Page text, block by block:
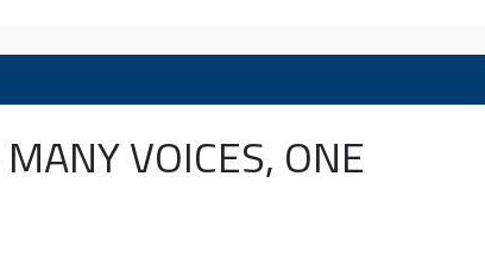
VOICES, ONE